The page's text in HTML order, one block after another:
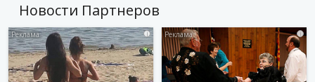
Новости Партнеров
i i